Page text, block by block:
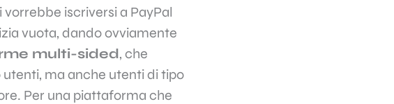
iscriversi a PayPal
vuota, dando ovviamente
multi-sided, che
ma anche utenti di tipo
Per una piattaforma che